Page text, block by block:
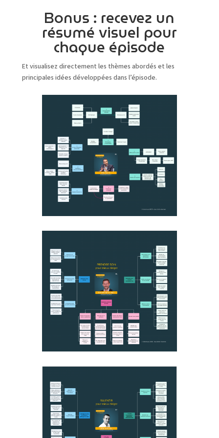
Bonus : recevez un
résumé visuel pour
chaque épisode
Et visualisez directement les thèmes abordés et les
principales idées développées dans l’épisode.